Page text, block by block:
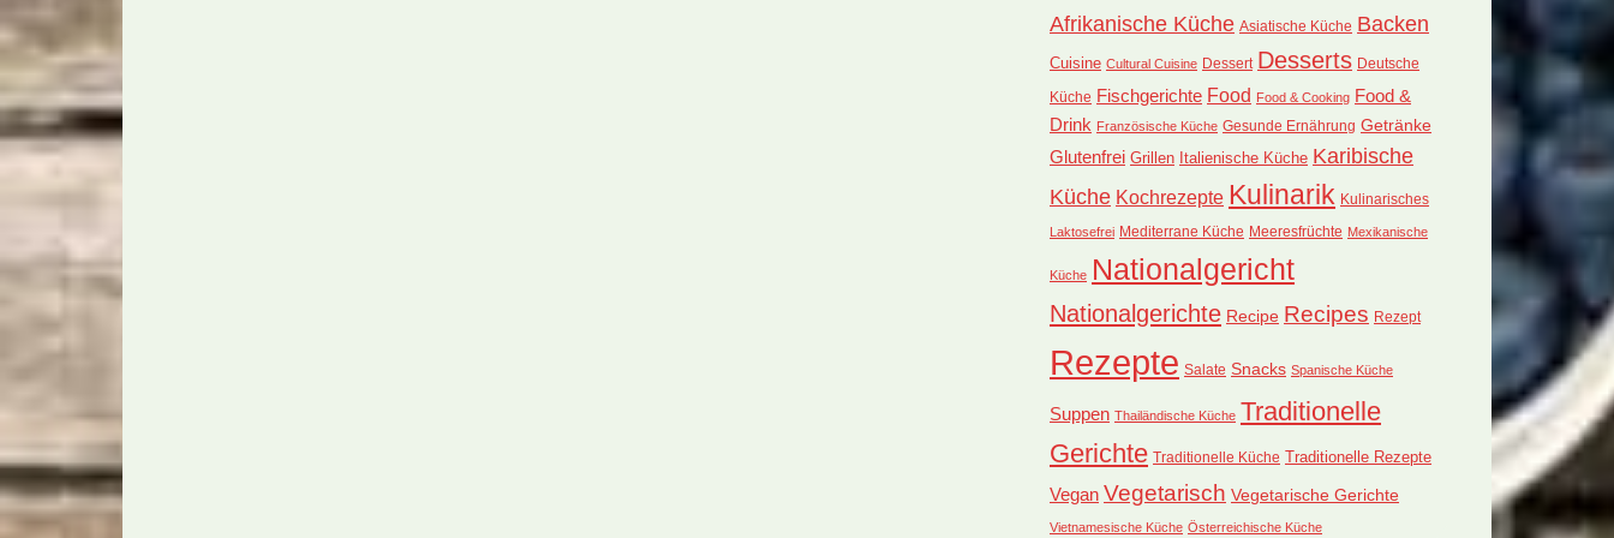
Afrikanische Küche Asiatische Küche Backen
Cuisine Cultural Cuisine Dessert Desserts Deutsche
Küche Fischgerichte Food Food & Cooking Food &
Drink Französische Küche Gesunde Ernährung Getränke
Glutenfrei Grillen Italienische Küche Karibische
Küche Kochrezepte Kulinarik Kulinarisches
Laktosefrei Mediterrane Küche Meeresfrüchte Mexikanische
Küche Nationalgericht
Nationalgerichte Recipe Recipes Rezept
Rezepte Salate Snacks Spanische Küche
Suppen Thailändische Küche Traditionelle
Gerichte Traditionelle Küche Traditionelle Rezepte
Vegan Vegetarisch Vegetarische Gerichte
Vietnamesische Küche Österreichische Küche